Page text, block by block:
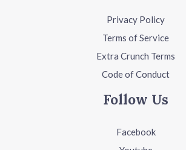
Privacy Policy
Terms of Service
Extra Crunch Terms
Code of Conduct
Follow Us
Facebook